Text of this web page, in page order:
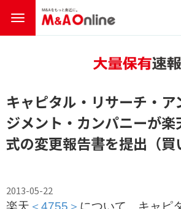
キャピタル・リサーチ・ア
ジメント・カンパニーが楽
式の変更報告書を提出（買
2013-05-22
楽天 ＜4755＞ について、キャピ